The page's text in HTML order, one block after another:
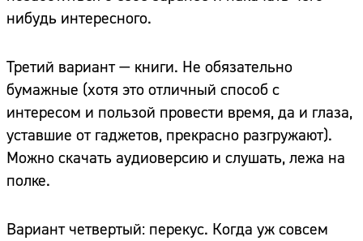
нибудь интересного.
Третий вариант — книги. Не обязательно
бумажные (хотя это отличный способ с
интересом и пользой провести время, да и глаза,
уставшие от гаджетов, прекрасно разгружают).
Можно скачать аудиоверсию и слушать, лежа на
полке.
Вариант четвертый: перекус. Когда уж совсем